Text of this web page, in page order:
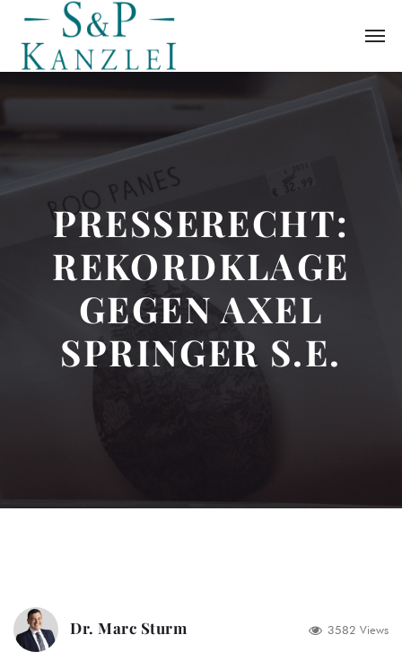
PRESSERECHT:
REKORDKLAGE
GEGEN AXEL
SPRINGER S.E.
Dr. Marc Sturm 3582 Views